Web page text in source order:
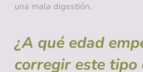
una mala digestión.
¿A qué edad
corregir este tipo